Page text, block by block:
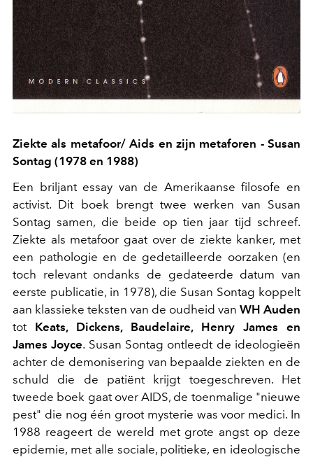
Ziekte als metafoor/ Aids en zijn metaforen - Susan
Sontag (1978 en 1988)
Een briljant essay van de Amerikaanse filosofe en
activist. Dit boek brengt twee werken van Susan
Sontag samen, die beide op tien jaar tijd schreef.
Ziekte als metafoor gaat over de ziekte kanker, met
een pathologie en de gedetailleerde oorzaken (en
toch relevant ondanks de gedateerde datum van
eerste publicatie, in 1978), die Susan Sontag koppelt
aan klassieke teksten van de oudheid van WH Auden
tot Keats, Dickens, Baudelaire, Henry James en
James Joyce. Susan Sontag ontleedt de ideologieën
achter de demonisering van bepaalde ziekten en de
schuld die de patiënt krijgt toegeschreven. Het
tweede boek gaat over AIDS, de toenmalige "nieuwe
pest" die nog één groot mysterie was voor medici. In
1988 reageert de wereld met grote angst op deze
epidemie, met alle sociale, politieke, en ideologische